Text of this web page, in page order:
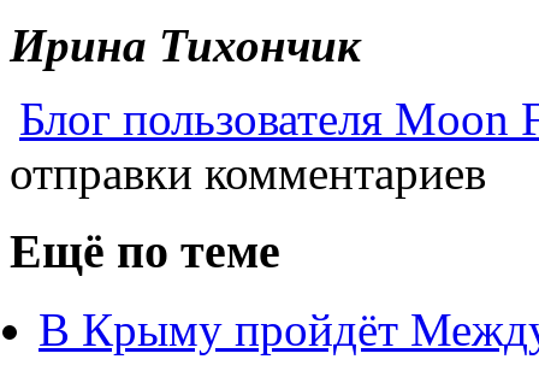
Ирина Тихончик
Блог пользователя Moon
отправки комментариев
Ещё по теме
В Крыму пройдёт